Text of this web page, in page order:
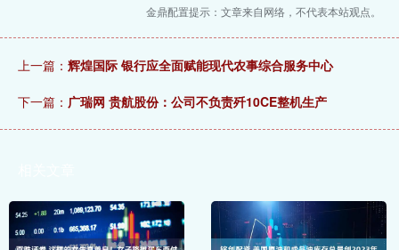
金鼎配置提示：文章来自网络，不代表本站观点。
上一篇： 辉煌国际 银行应全面赋能现代农事综合服务中心
下一篇： 广瑞网 贵航股份：公司不负责歼10CE整机生产